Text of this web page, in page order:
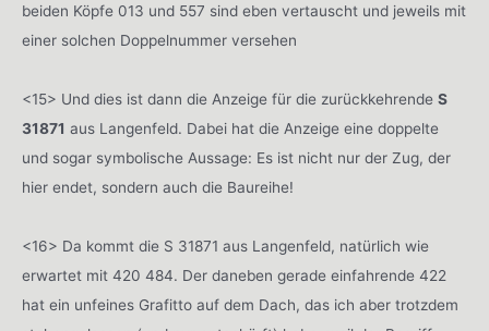
beiden Köpfe 013 und 557 sind eben vertauscht und jeweils mit
einer solchen Doppelnummer versehen
<15> Und dies ist dann die Anzeige für die zurückkehrende S
31871 aus Langenfeld. Dabei hat die Anzeige eine doppelte
und sogar symbolische Aussage: Es ist nicht nur der Zug, der
hier endet, sondern auch die Baureihe!
<16> Da kommt die S 31871 aus Langenfeld, natürlich wie
erwartet mit 420 484. Der daneben gerade einfahrende 422
hat ein unfeines Grafitto auf dem Dach, das ich aber trotzdem